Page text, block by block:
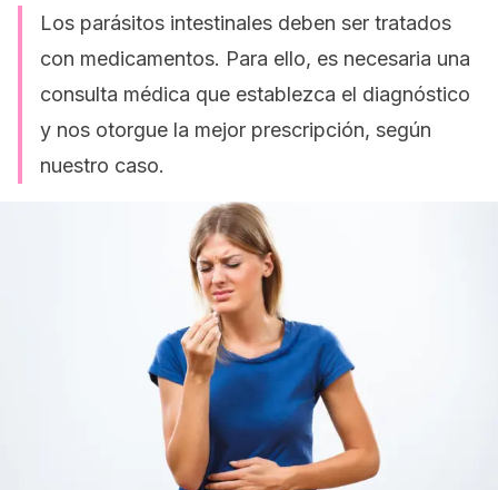
Los parásitos intestinales deben ser tratados
con medicamentos. Para ello, es necesaria una
consulta médica que establezca el diagnóstico
y nos otorgue la mejor prescripción, según
nuestro caso.